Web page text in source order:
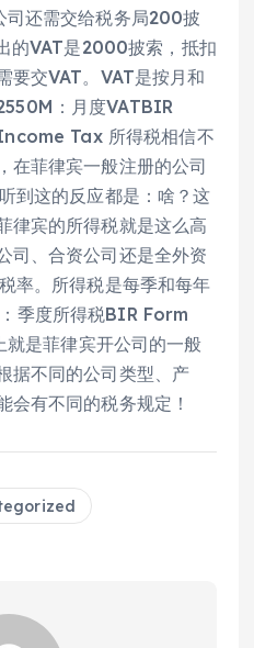
司还需交给税务局200披
的VAT是2000披索，抵扣
要交VAT。VAT是按月和
：月度VATBIR
Tax 所得税相信不
在菲律宾一般注册的公司
到这的反应都是：啥？这
律宾的所得税就是这么高
司、合资公司还是全外资
率。所得税是每季和每年
季度所得税BIR Form
是菲律宾开公司的一般
据不同的公司类型、产
会有不同的税务规定！